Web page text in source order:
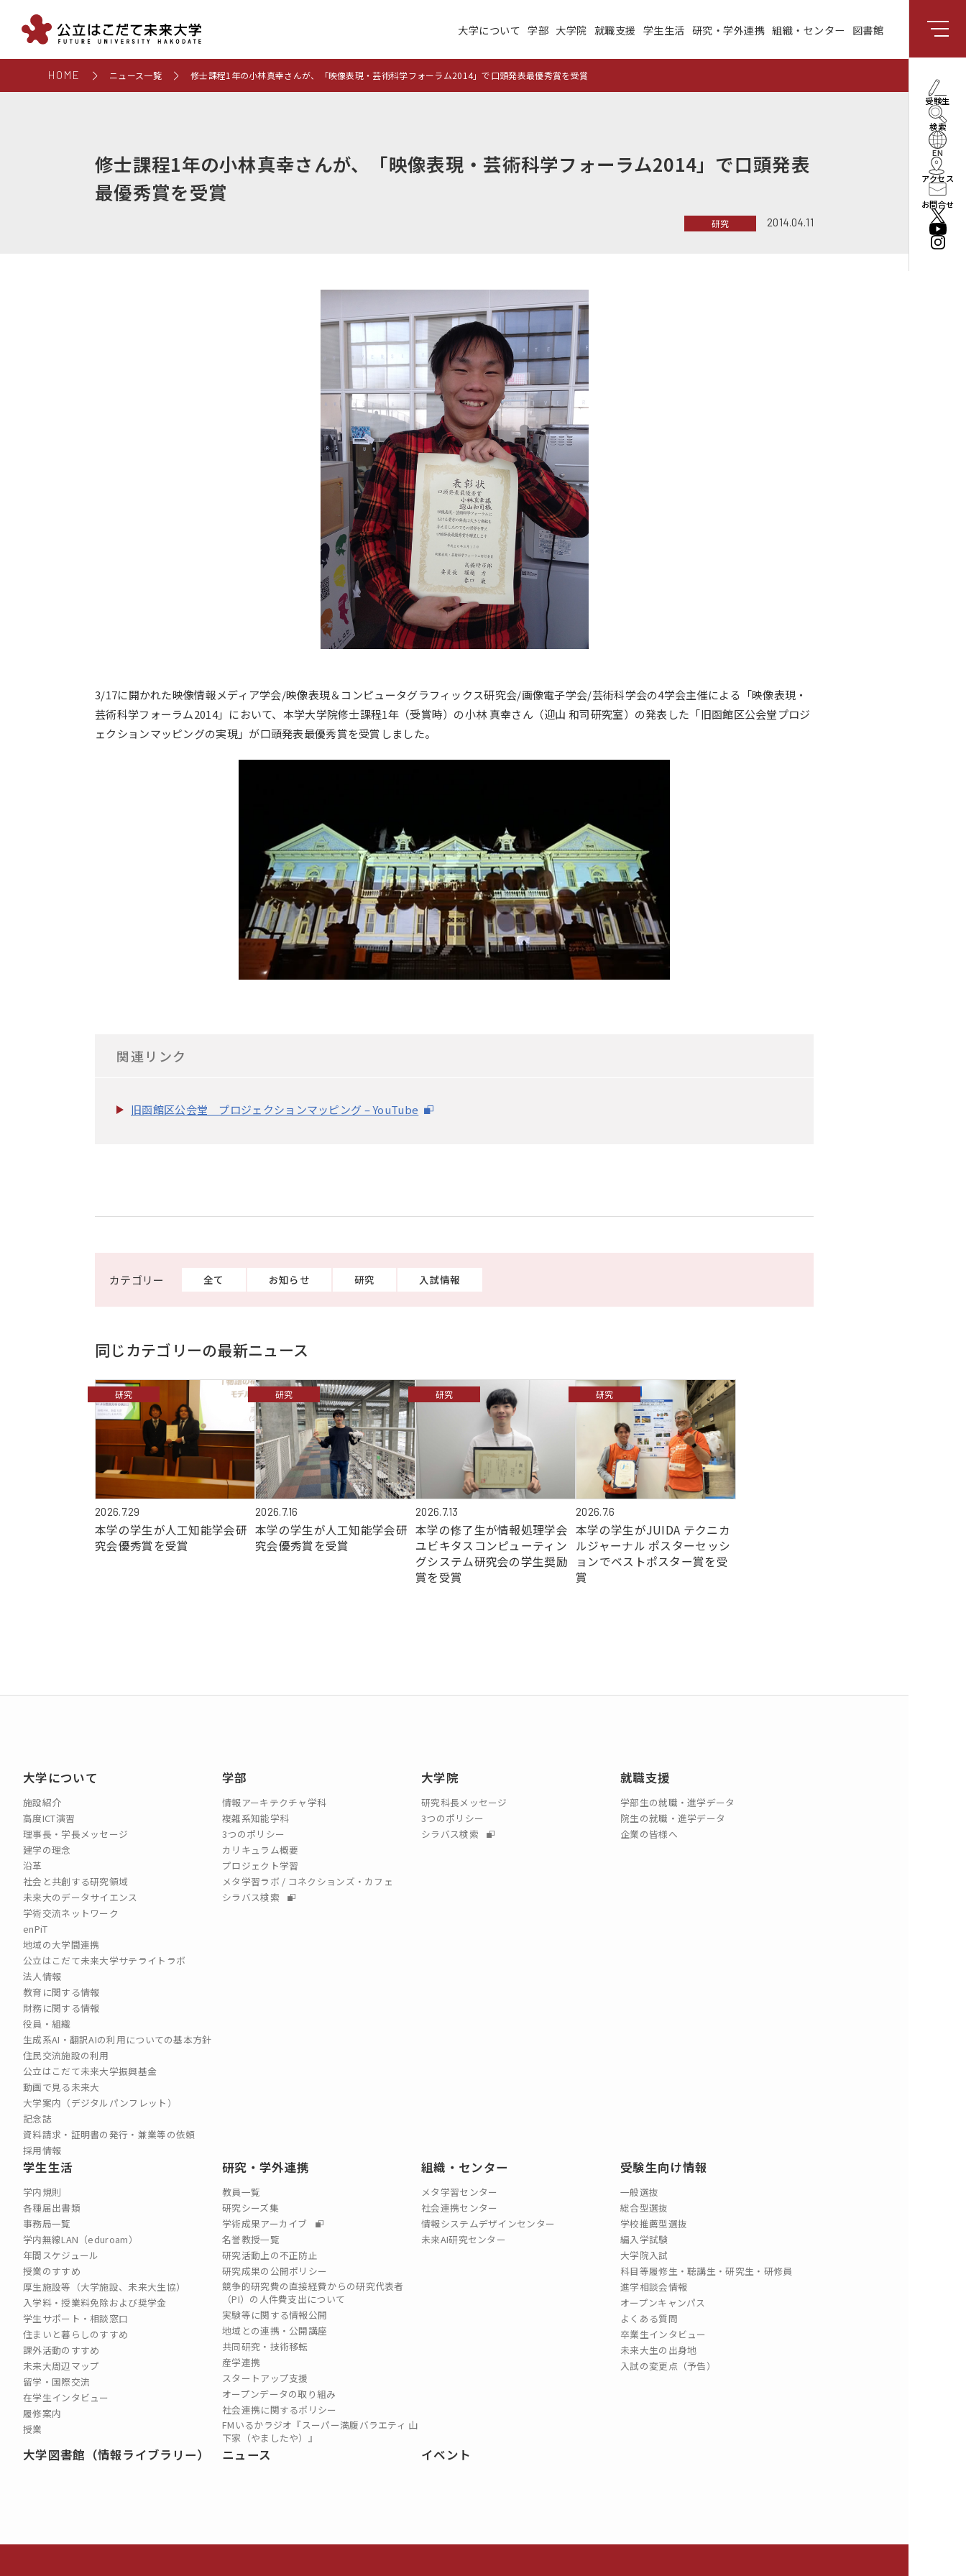
大学について 学部 大学院 就職支援 学生生活 研究・学外連携 組織・センター 図書館
理事長・学長メッセー
未来大のデータサイエ
法人情報
生成系AI・翻訳AIの利
動画で見る未来大
大学案内（デジタルパ
ンフレット）
資料請求・証明書の発
行・兼業等の依頼
採用情報
アクセス お問合せ
受験生
検索
EN
アクセス
お問合せ
HOME ニュース一覧 修士課程1年の小林真幸さんが、「映像表現・芸術科学フォーラム2014」で口頭発表最優秀賞を受賞
修士課程1年の小林真幸さんが、「映像表現・芸術科学フォーラム2014」で口頭発表
最優秀賞を受賞
研究 2014.04.11
3/17に開かれた映像情報メディア学会/映像表現＆コンピュータグラフィックス研究会/画像電子学会/芸術科学会の4学会主催による「映像表現・
芸術科学フォーラム2014」において、本学大学院修士課程1年（受賞時）の小林 真幸さん（迎山 和司研究室）の発表した「旧函館区公会堂プロジ
ェクションマッピングの実現」が口頭発表最優秀賞を受賞しました。
関連リンク
旧函館区公会堂 プロジェクションマッピング – YouTube
全て お知らせ 研究 入試情報
同じカテゴリーの最新ニュース
研究
2026.7.29
本学の学生が人工知能学会研
究会優秀賞を受賞
研究
2026.7.16
本学の学生が人工知能学会研
究会優秀賞を受賞
研究
2026.7.13
本学の修了生が情報処理学会
ユビキタスコンピューティン
グシステム研究会の学生奨励
賞を受賞
研究
2026.7.6
本学の学生がJUIDA テクニカ
ルジャーナル ポスターセッシ
ョンでベストポスター賞を受
賞
大学について
施設紹介
高度ICT演習
理事長・学長メッセージ
建学の理念
沿革
社会と共創する研究領域
未来大のデータサイエンス
学術交流ネットワーク
enPiT
地域の大学間連携
公立はこだて未来大学サテライトラボ
法人情報
教育に関する情報
財務に関する情報
役員・組織
生成系AI・翻訳AIの利用についての基本方針
住民交流施設の利用
公立はこだて未来大学振興基金
動画で見る未来大
大学案内（デジタルパンフレット）
記念誌
資料請求・証明書の発行・兼業等の依頼
採用情報
学部
情報アーキテクチャ学科
複雑系知能学科
3つのポリシー
カリキュラム概要
プロジェクト学習
メタ学習ラボ / コネクションズ・カフェ
シラバス検索
大学院
研究科長メッセージ
3つのポリシー
シラバス検索
就職支援
学部生の就職・進学データ
院生の就職・進学データ
企業の皆様へ
学生生活
学内規則
各種届出書類
事務局一覧
学内無線LAN（eduroam）
年間スケジュール
授業のすすめ
厚生施設等（大学施設、未来大生協）
入学料・授業料免除および奨学金
学生サポート・相談窓口
住まいと暮らしのすすめ
課外活動のすすめ
未来大周辺マップ
留学・国際交流
在学生インタビュー
履修案内
授業
研究・学外連携
教員一覧
研究シーズ集
学術成果アーカイブ
名誉教授一覧
研究活動上の不正防止
研究成果の公開ポリシー
競争的研究費の直接経費からの研究代表者
（PI）の⼈件費⽀出について
実験等に関する情報公開
地域との連携・公開講座
共同研究・技術移転
産学連携
スタートアップ支援
オープンデータの取り組み
社会連携に関するポリシー
FMいるかラジオ『スーパー満腹バラエティ 山
下家（やましたや）』
組織・センター
メタ学習センター
社会連携センター
情報システムデザインセンター
未来AI研究センター
受験生向け情報
一般選抜
総合型選抜
学校推薦型選抜
編入学試験
大学院入試
科目等履修生・聴講生・研究生・研修員
進学相談会情報
オープンキャンパス
よくある質問
卒業生インタビュー
未来大生の出身地
入試の変更点（予告）
大学図書館（情報ライブラリー） ニュース イベント